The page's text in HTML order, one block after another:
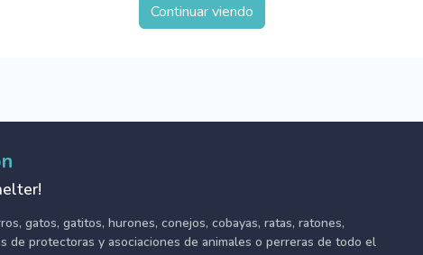
Continuar viendo
gatos, gatitos, hurones, conejos, cobayas, ratas, ratones,
de protectoras y asociaciones de animales o perreras de todo el